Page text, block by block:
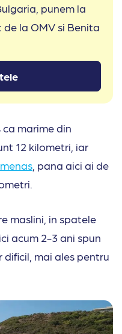
punem la
la OMV si Benita
ca marime din
12 kilometri, iar
, pana aici ai de
maslini, in spatele
acum 2-3 ani spun
dificil, mai ales pentru